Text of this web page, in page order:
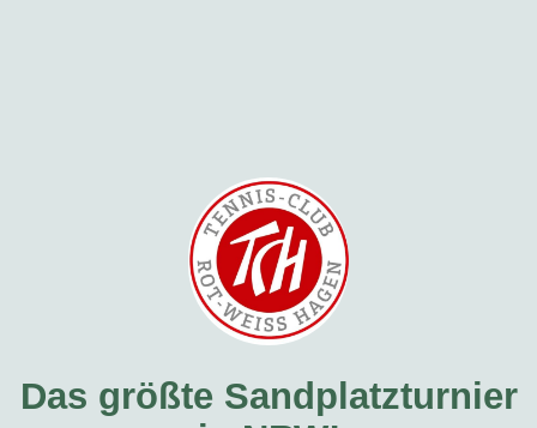
Das größte Sandplatzturnier